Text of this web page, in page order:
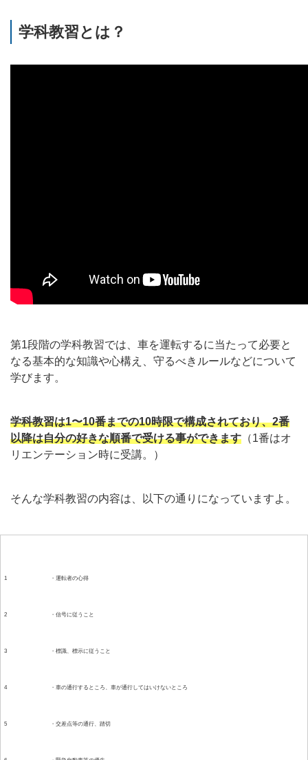
学科教習とは？
第1段階の学科教習では、車を運転するに当たって必要と
なる基本的な知識や心構え、守るべきルールなどについて
学びます。
学科教習は1〜10番までの10時限で構成されており、2番
以降は自分の好きな順番で受ける事ができます （1番はオ
リエンテーション時に受講。）
そんな学科教習の内容は、以下の通りになっていますよ。
1 ・運転者の心得
2 ・信号に従うこと
3 ・標識、標示に従うこと
4 ・車の通行するところ、車が通行してはいけないところ
5 ・交差点等の通行、踏切